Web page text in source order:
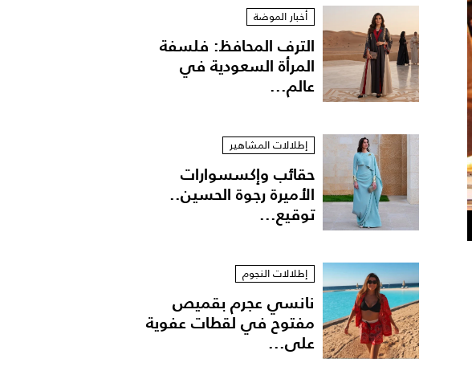
أخبار الموضة
الترف المحافظ: فلسفة
المرأة السعودية في
عالم...
إطلالات المشاهير
حقائب وإكسسوارات
الأميرة رجوة الحسين..
توقيع...
إطلالات النجوم
نانسي عجرم بقميص
مفتوح في لقطات عفوية
على...